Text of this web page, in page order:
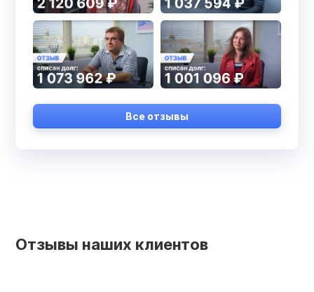
Все отзывы
Отзывы наших клиентов